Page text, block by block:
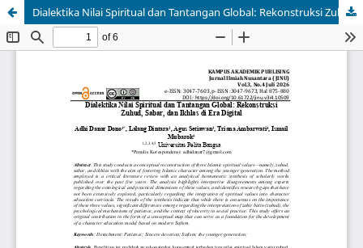
Dialektika Nilai Spiritual dan Tantangan Global: Rekonstruksi Zuhud, Sabar, dan Ikhlas di Era Digital